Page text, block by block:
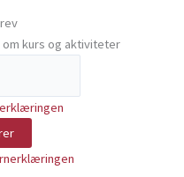
kurs og aktiviteter